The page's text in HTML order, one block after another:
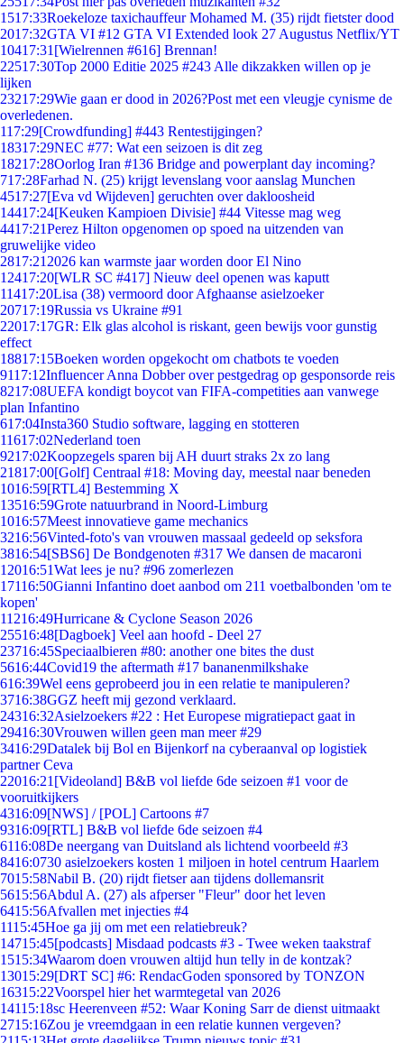
1517:33Roekeloze taxichauffeur Mohamed M. (35) rijdt fietster dood
2017:32GTA VI #12 GTA VI Extended look 27 Augustus Netflix/YT
10417:31 [Wielrennen #616] Brennan!
22517:30Top 2000 Editie 2025 #243 Alle dikzakken willen op je
lijken
23217:29Wie gaan er dood in 2026?Post met een vleugje cynisme de
overledenen.
117:29[Crowdfunding] #443 Rentestijgingen?
18317:29NEC #77: Wat een seizoen is dit zeg
18217:28Oorlog Iran #136 Bridge and powerplant day incoming?
717:28Farhad N. (25) krijgt levenslang voor aanslag Munchen
4517:27[Eva vd Wijdeven] geruchten over dakloosheid
14417:24[Keuken Kampioen Divisie] #44 Vitesse mag weg
4417:21Perez Hilton opgenomen op spoed na uitzenden van
gruwelijke video
2817:21 2026 kan warmste jaar worden door El Nino
12417:20[WLR SC #417] Nieuw deel openen was kaputt
11417:20Lisa (38) vermoord door Afghaanse asielzoeker
20717:19Russia vs Ukraine #91
22017:17GR: Elk glas alcohol is riskant, geen bewijs voor gunstig
effect
18817:15Boeken worden opgekocht om chatbots te voeden
9117:12Influencer Anna Dobber over pestgedrag op gesponsorde reis
8217:08UEFA kondigt boycot van FIFA-competities aan vanwege
plan Infantino
617:04Insta360 Studio software, lagging en stotteren
11617:02Nederland toen
9217:02Koopzegels sparen bij AH duurt straks 2x zo lang
21817:00[Golf] Centraal #18: Moving day, meestal naar beneden
1016:59[RTL4] Bestemming X
13516:59Grote natuurbrand in Noord-Limburg
1016:57Meest innovatieve game mechanics
3216:56Vinted-foto's van vrouwen massaal gedeeld op seksfora
3816:54[SBS6] De Bondgenoten #317 We dansen de macaroni
12016:51Wat lees je nu? #96 zomerlezen
17116:50Gianni Infantino doet aanbod om 211 voetbalbonden 'om te
kopen'
11216:49Hurricane & Cyclone Season 2026
25516:48[Dagboek] Veel aan hoofd - Deel 27
23716:45Speciaalbieren #80: another one bites the dust
5616:44Covid19 the aftermath #17 bananenmilkshake
616:39Wel eens geprobeerd jou in een relatie te manipuleren?
3716:38GGZ heeft mij gezond verklaard.
24316:32Asielzoekers #22 : Het Europese migratiepact gaat in
29416:30Vrouwen willen geen man meer #29
3416:29Datalek bij Bol en Bijenkorf na cyberaanval op logistiek
partner Ceva
22016:21 [Videoland] B&B vol liefde 6de seizoen #1 voor de
vooruitkijkers
4316:09[NWS] / [POL] Cartoons #7
9316:09[RTL] B&B vol liefde 6de seizoen #4
6116:08De neergang van Duitsland als lichtend voorbeeld #3
8416:0730 asielzoekers kosten 1 miljoen in hotel centrum Haarlem
7015:58Nabil B. (20) rijdt fietser aan tijdens dollemansrit
5615:56Abdul A. (27) als afperser "Fleur" door het leven
6415:56Afvallen met injecties #4
1115:45Hoe ga jij om met een relatiebreuk?
14715:45[podcasts] Misdaad podcasts #3 - Twee weken taakstraf
1515:34Waarom doen vrouwen altijd hun telly in de kontzak?
13015:29[DRT SC] #6: RendacGoden sponsored by TONZON
16315:22Voorspel hier het warmtegetal van 2026
14115:18sc Heerenveen #52: Waar Koning Sarr de dienst uitmaakt
2715:16Zou je vreemdgaan in een relatie kunnen vergeven?